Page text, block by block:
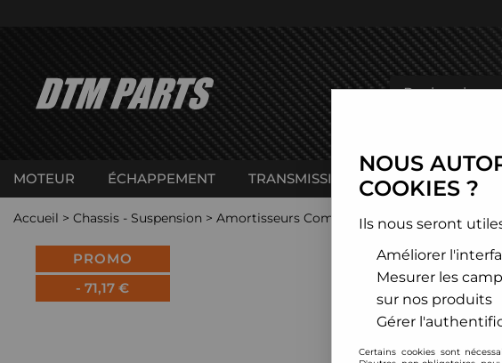
MOTEUR ÉCHAPPEMENT TRANSMISSION CHÂSSIS
Accueil > Chassis - Suspension > Amortisseurs Combinés filetés >Opel > Corsa
PROMO
-71,17 €
NOUS
COOKIES ?
Ils nous seront
Améliorer
Mesurer les
sur nos produits
Gérer
Certains cookies sont